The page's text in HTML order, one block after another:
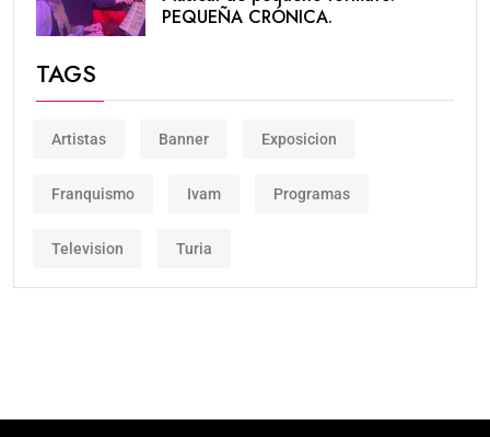
PEQUEÑA CRÓNICA.
TAGS
Artistas Banner Exposicion
Franquismo Ivam Programas
Television Turia